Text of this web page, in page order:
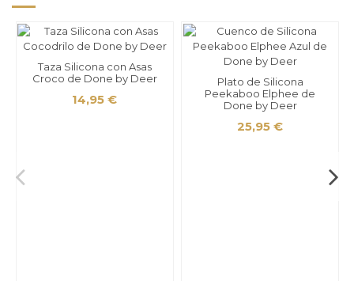
Taza Silicona con Asas
Croco de Done by Deer
14,95 €
Plato de Silicona
Peekaboo Elphee de
Done by Deer
25,95 €